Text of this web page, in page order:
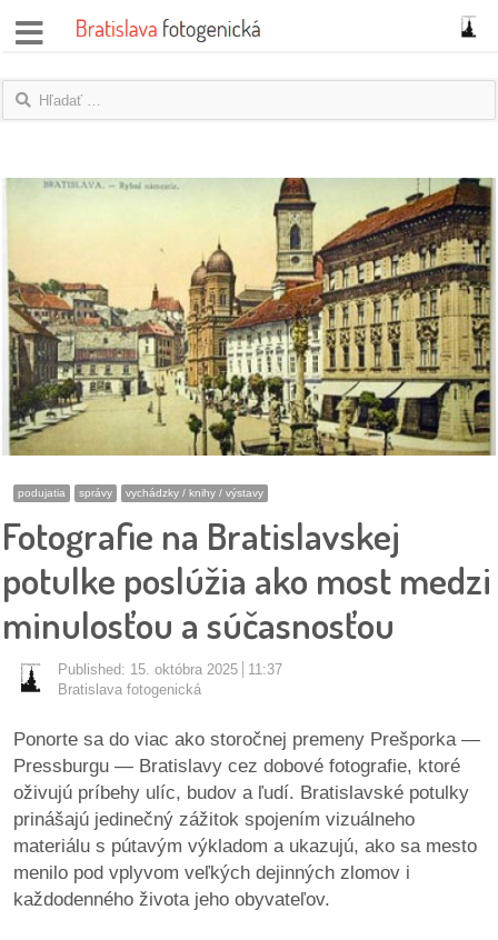
správy
názory
rozhovory
fotky
protesty
granty
Historický
kalendár
zákony
mestské
kauzy
konania
stavebné
konania
podujatia správy vychádzky / knihy / výstavy
Fotografie na Bratislavskej
potulke poslúžia ako most medzi
minulosťou a súčasnosťou
Published: 15. októbra 2025
11:37
Bratislava fotogenická
Ponorte sa do viac ako storočnej premeny Prešporka —
Pressburgu — Bratislavy cez dobové fotografie, ktoré
oživujú príbehy ulíc, budov a ľudí. Bratislavské potulky
prinášajú jedinečný zážitok spojením vizuálneho
materiálu s pútavým výkladom a ukazujú, ako sa mesto
menilo pod vplyvom veľkých dejinných zlomov i
každodenného života jeho obyvateľov.